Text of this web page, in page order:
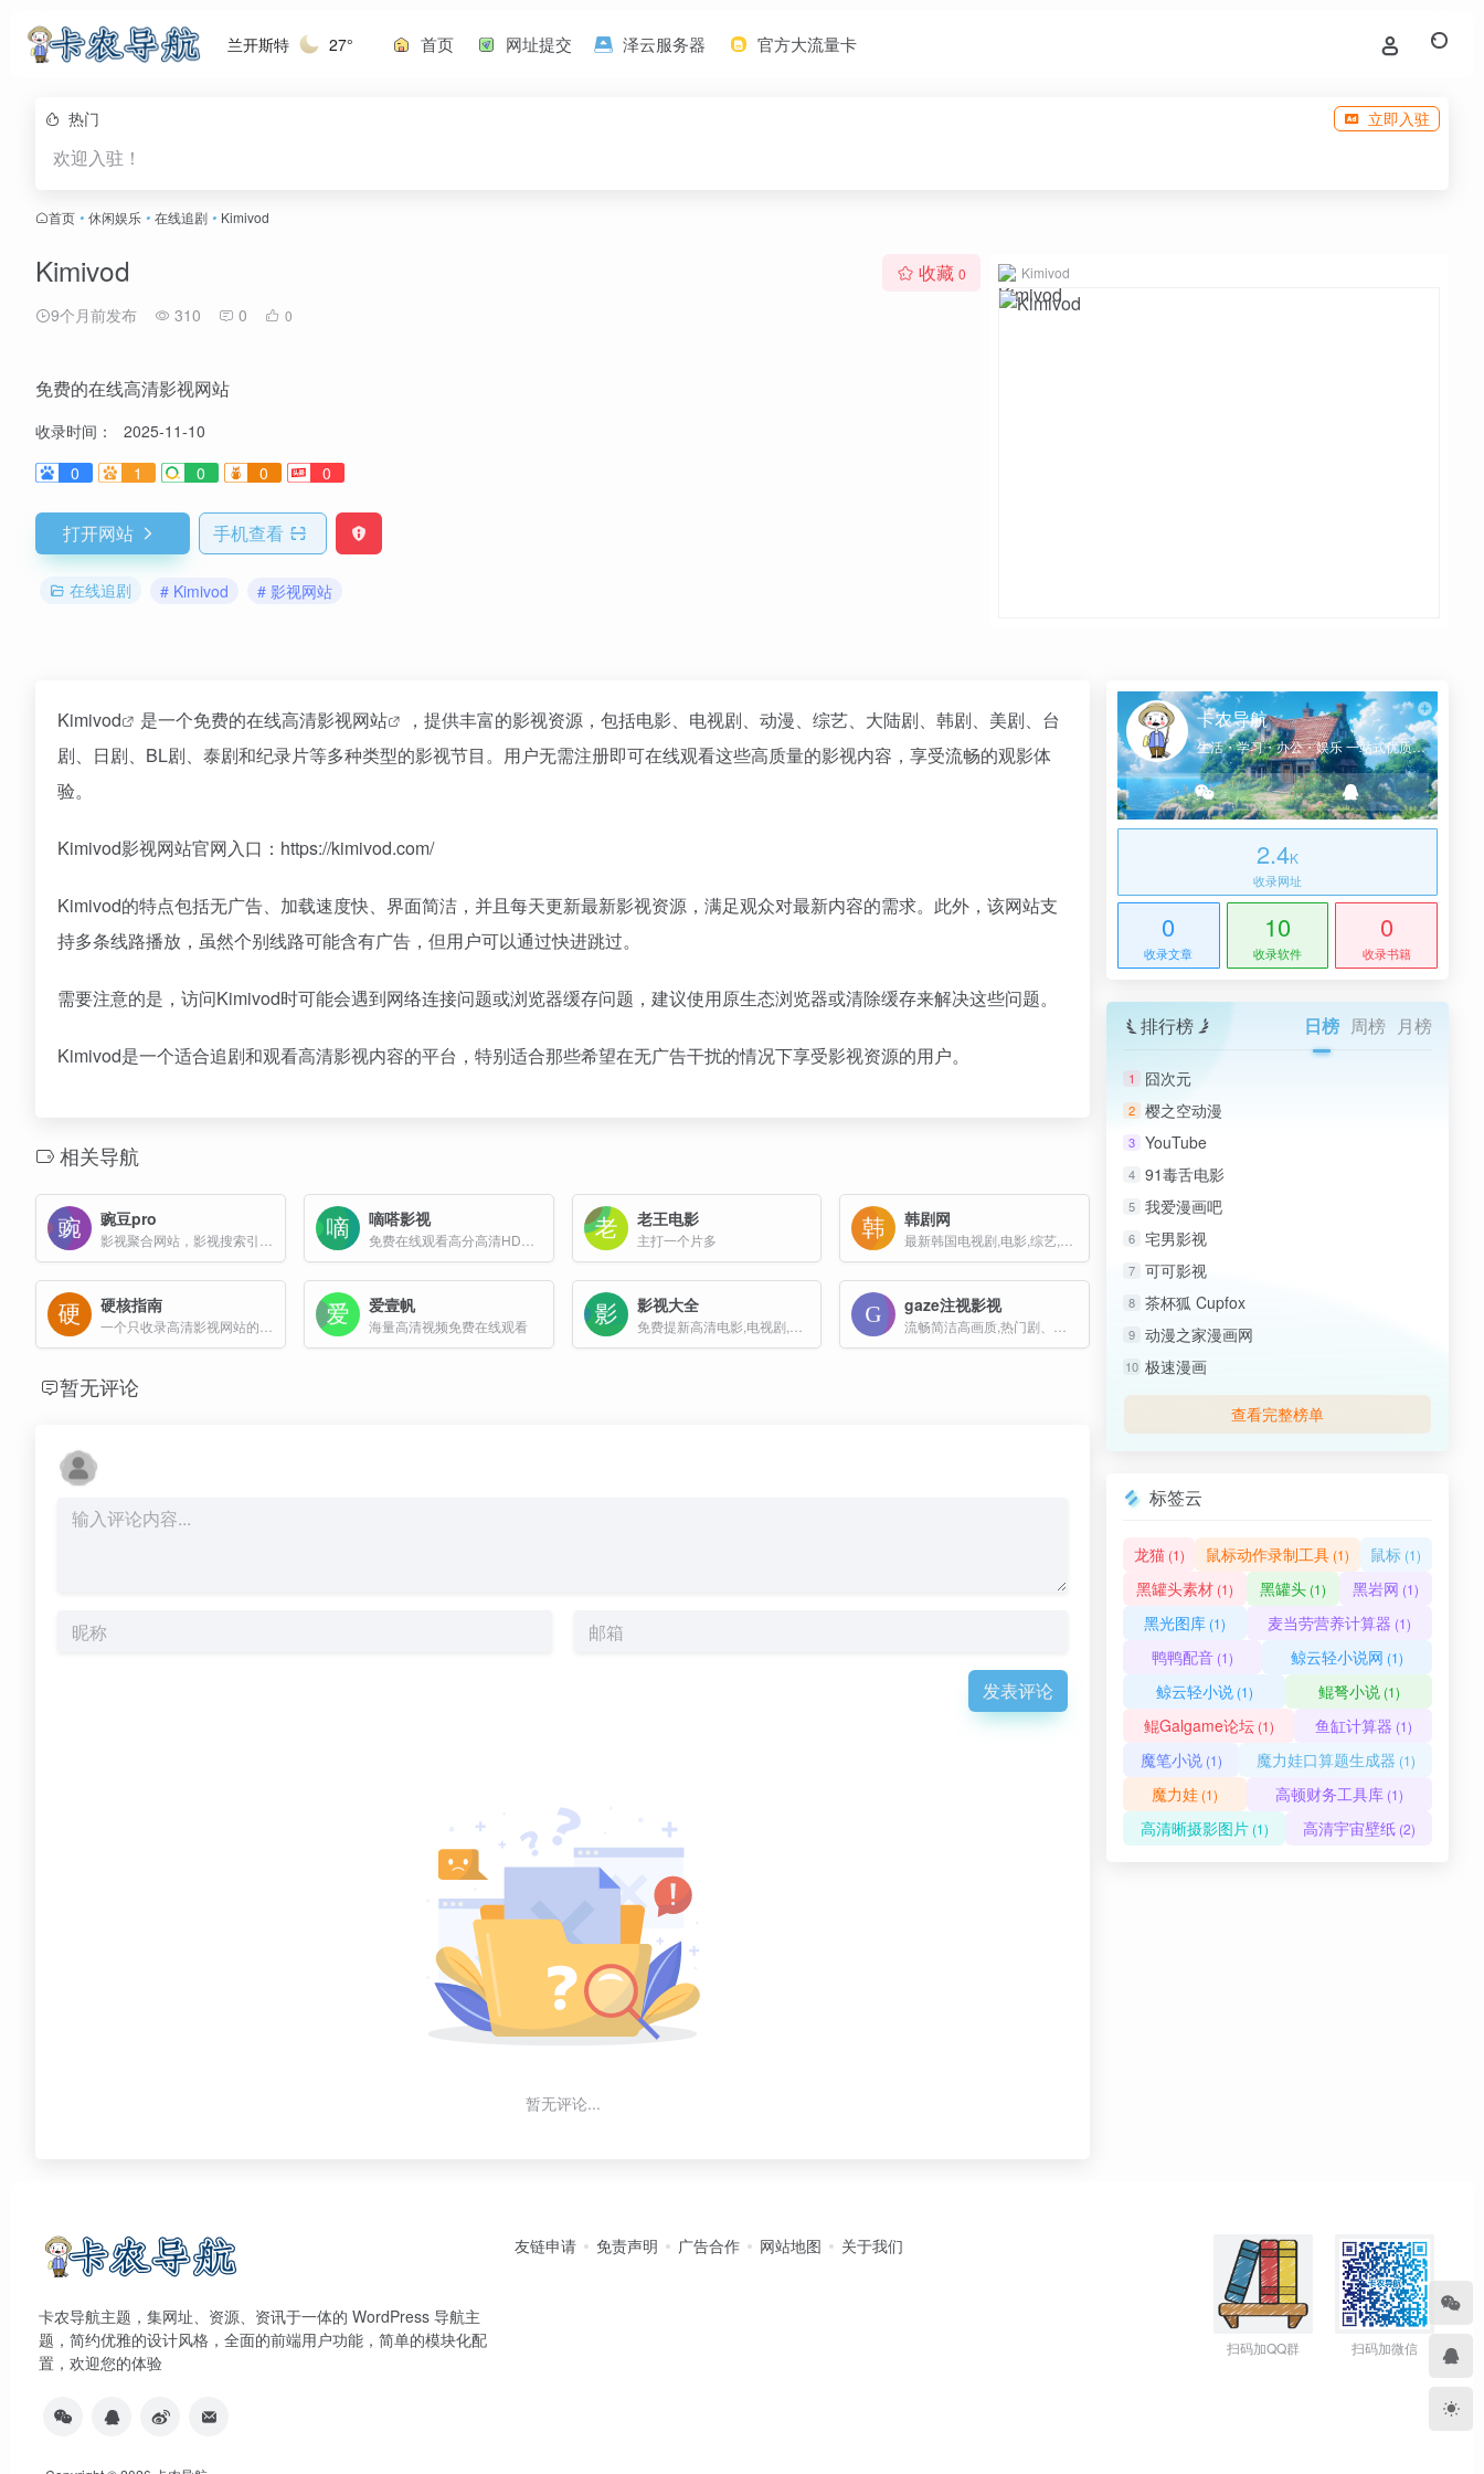
兰开斯特 27° 首页 网址提交 泽云服务器 官方大流量卡
热门 立即入驻
欢迎入驻！
首页 • 休闲娱乐 • 在线追剧 • Kimivod
Kimivod
9个月前发布 310 0 0
收藏 0
免费的在线高清影视网站
收录时间：
2025-11-10
0
1 0 0 0
打开网站 手机查看
在线追剧 # Kimivod # 影视网站
Kimivod
Kimivod 是一个免费的在线高清影视网站
，提供丰富的影视资源，包括电影、电视剧、动漫、综艺、大陆剧、韩剧、美剧、台
剧、日剧、BL剧、泰剧和纪录片等多种类型的影视节目。用户无需注册即可在线观看这些高质量的影视内容，享受流畅的观影体
验。
Kimivod影视网站官网入口：https://kimivod.com/
Kimivod的特点包括无广告、加载速度快、界面简洁，并且每天更新最新影视资源，满足观众对最新内容的需求。此外，该网站支
持多条线路播放，虽然个别线路可能含有广告，但用户可以通过快进跳过。
需要注意的是，访问Kimivod时可能会遇到网络连接问题或浏览器缓存问题，建议使用原生态浏览器或清除缓存来解决这些问题。
Kimivod是一个适合追剧和观看高清影视内容的平台，特别适合那些希望在无广告干扰的情况下享受影视资源的用户。
相关导航
豌豆pro 嘀嗒影视 老王电影
主打一个片多
韩剧网
硬核指南 爱壹帆
海量高清视频免费在线观看
影视大全 gaze注视影视
暂无评论
发表评论
暂无评论...
卡农导航
生活・学习・办公・娱乐 一站式优质网址导航
2.4K
收录网址
0
收录文章
10
收录软件
0
收录书籍
排行榜 日榜 周榜 月榜
1 囧次元
2 樱之空动漫
3 YouTube
4 91毒舌电影
5 我爱漫画吧
6 宅男影视
7 可可影视
8 茶杯狐 Cupfox
9 动漫之家漫画网
10 极速漫画
查看完整榜单
标签云
龙猫(1) 鼠标动作录制工具(1) 鼠标 (1)
黑罐头素材 (1) 黑罐头 (1) 黑岩网 (1)
黑光图库 (1) 麦当劳营养计算器 (1)
鸭鸭配音 (1) 鲸云轻小说网 (1)
鲸云轻小说(1) 鲲弩小说(1)
鲲Galgame论坛(1) 鱼缸计算器 (1)
魔笔小说(1) 魔力娃口算题生成器 (1)
魔力娃 (1) 高顿财务工具库 (1)
高清晰摄影图片(1) 高清宇宙壁纸(2)
卡农导航主题，集网址、资源、资讯于一体的 WordPress 导航主
题，简约优雅的设计风格，全面的前端用户功能，简单的模块化配
置，欢迎您的体验
友链申请 免责声明 广告合作 网站地图 关于我们
扫码加QQ群 扫码加微信